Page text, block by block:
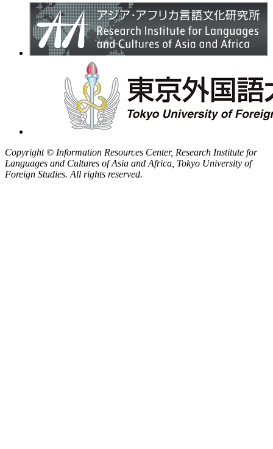
Copyright © Information Resources Center, Research Institute for
Languages and Cultures of Asia and Africa, Tokyo University of
Foreign Studies. All rights reserved.